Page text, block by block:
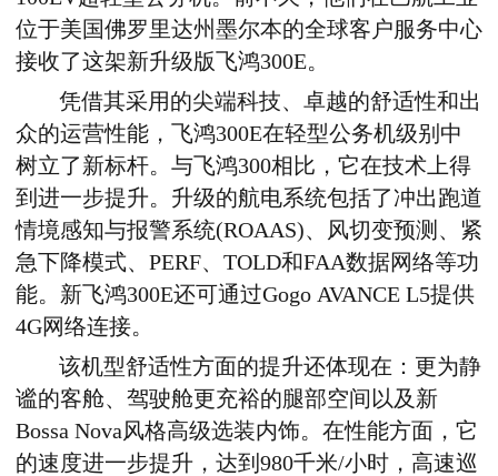
位于美国佛罗里达州墨尔本的全球客户服务中心
接收了这架新升级版飞鸿300E。
凭借其采用的尖端科技、卓越的舒适性和出
众的运营性能，飞鸿300E在轻型公务机级别中
树立了新标杆。与飞鸿300相比，它在技术上得
到进一步提升。升级的航电系统包括了冲出跑道
情境感知与报警系统(ROAAS)、风切变预测、紧
急下降模式、PERF、TOLD和FAA数据网络等功
能。新飞鸿300E还可通过Gogo AVANCE L5提供
4G网络连接。
该机型舒适性方面的提升还体现在：更为静
谧的客舱、驾驶舱更充裕的腿部空间以及新
Bossa Nova风格高级选装内饰。在性能方面，它
的速度进一步提升，达到980千米/小时，高速巡